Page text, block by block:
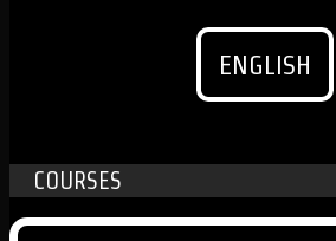
ENGLISH
COURSES